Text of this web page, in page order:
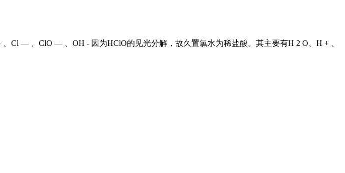
Cl — 、ClO — 、OH - 因为HClO的见光分解，故久置氯水为稀盐酸。其主要有H 2 O、H + 、